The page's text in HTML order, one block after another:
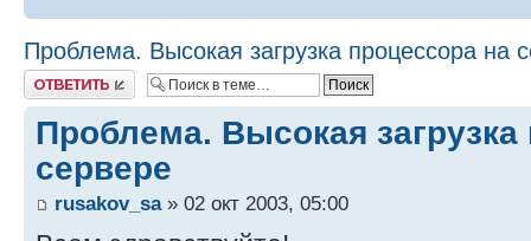
Проблема. Высокая загрузка процессора на
Ответить
Проблема. Высокая загрузка
сервере
rusakov_sa» 02 окт 2003, 05:00